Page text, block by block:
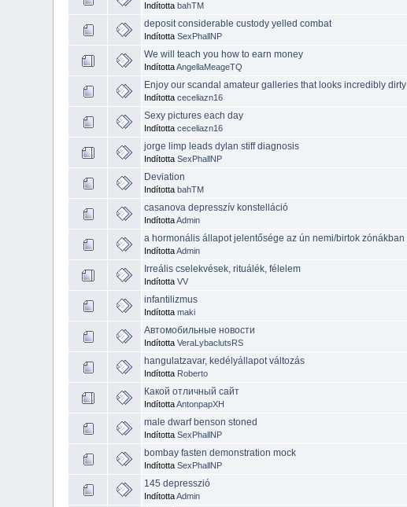
IndítottabahTM
deposit considerable custody yelled combat
IndítottaSexPhallNP
We will teach you how to earn money
IndítottaAngellaMeageTQ
Enjoy our scandal amateur galleries that looks incredibly dirty
Indítottaceceliazn16
Sexy pictures each day
Indítottaceceliazn16
jorge limp leads dylan stiff diagnosis
IndítottaSexPhallNP
Deviation
IndítottabahTM
casanova depresszív konstelláció
IndítottaAdmin
a hormonális állapot jelentősége az ún nemi/birtok zónákban
IndítottaAdmin
Irreális cselekvések, rituálék, félelem
IndítottaVV
infantilizmus
Indítottamaki
Автомобильные новости
IndítottaVeraLybaclutsRS
hangulatzavar, kedélyállapot változás
Indította Roberto
Какой отличный сайт
IndítottaAntonpapXH
male dwarf benson stoned
IndítottaSexPhallNP
bombay fasten demonstration mock
IndítottaSexPhallNP
145 depresszió
IndítottaAdmin